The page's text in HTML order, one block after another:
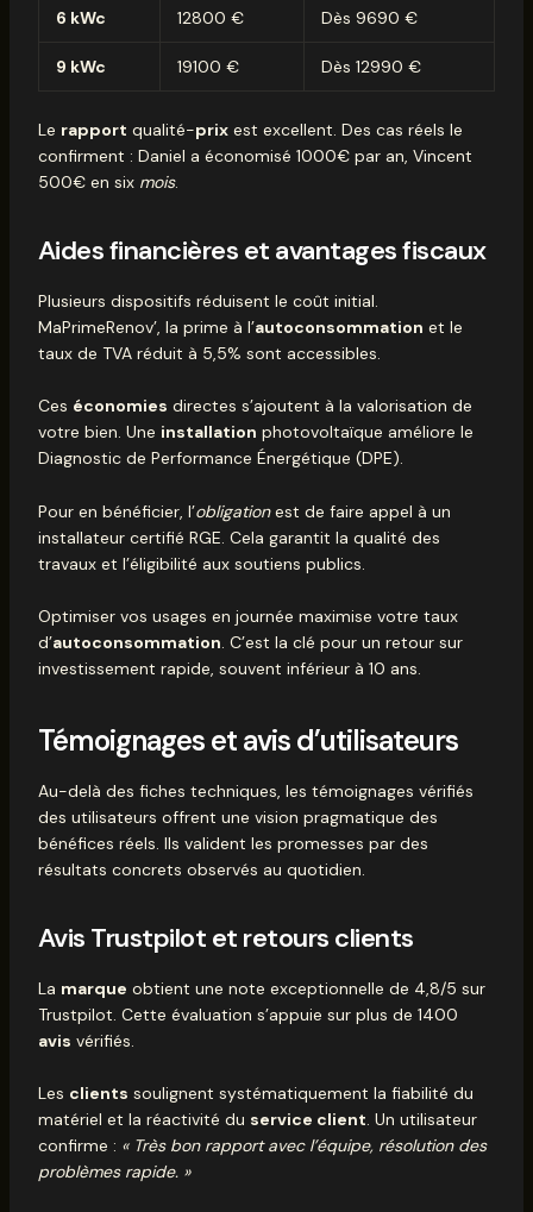
6 kWc 12800 € Dès 9690 €
9 kWc 19100 € Dès 12990 €
Le rapport qualité-prixest excellent. Des cas réels le
confirment : Daniel a économisé 1000€ par an, Vincent
500€ en six mois.
Aides financières et avantages fiscaux
Plusieurs dispositifs réduisent le coût initial.
MaPrimeRenov’, la prime à l’autoconsommation et le
taux de TVA réduit à 5,5% sont accessibles.
Ces économies directes s’ajoutent à la valorisation de
votre bien. Une installation photovoltaïque améliore le
Diagnostic de Performance Énergétique (DPE).
Pour en bénéficier, l’obligationest de faire appel à un
installateur certifié RGE. Cela garantit la qualité des
travaux et l’éligibilité aux soutiens publics.
Optimiser vos usages en journée maximise votre taux
d’autoconsommation. C’est la clé pour un retour sur
investissement rapide, souvent inférieur à 10 ans.
Témoignages et avis d’utilisateurs
Au-delà des fiches techniques, les témoignages vérifiés
des utilisateurs offrent une vision pragmatique des
bénéfices réels. Ils valident les promesses par des
résultats concrets observés au quotidien.
Avis Trustpilot et retours clients
La marque obtient une note exceptionnelle de 4,8/5 sur
Trustpilot. Cette évaluation s’appuie sur plus de 1400
avis vérifiés.
Les clients soulignent systématiquement la fiabilité du
matériel et la réactivité du service client. Un utilisateur
confirme : « Très bon rapport avec l’équipe, résolution des
problèmes rapide. »